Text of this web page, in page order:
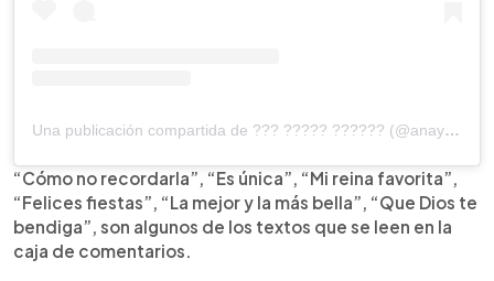
Una publicación compartida de ??? ????? ?????? (@anayancyclavel)
“Cómo no recordarla”, “Es única”, “Mi reina favorita”,
“Felices fiestas”, “La mejor y la más bella”, “Que Dios te
bendiga”, son algunos de los textos que se leen en la
caja de comentarios.